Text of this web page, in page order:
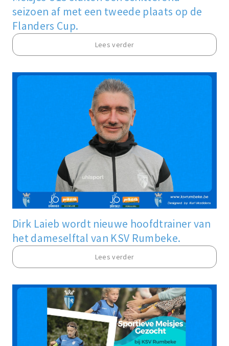
seizoen af met een tweede plaats op de
Flanders Cup.
Lees verder
Dirk Laieb wordt nieuwe hoofdtrainer van
het dameselftal van KSV Rumbeke.
Lees verder